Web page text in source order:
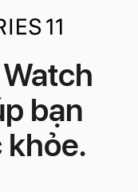
bạn
khỏe.